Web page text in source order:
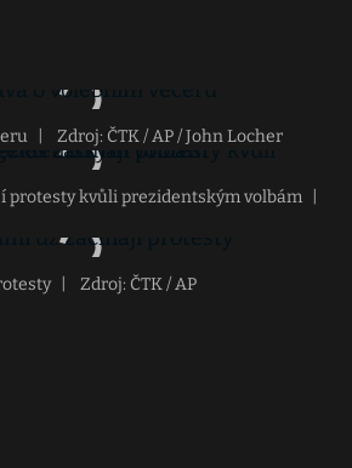
Zdroj: ČTK / AP / John Locher
protesty kvůli prezidentským volbám
Zdroj: ČTK / AP